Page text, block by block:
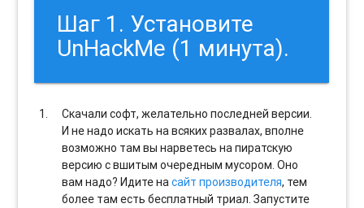
Шаг 1. Установите
UnHackMe (1 минута).
Скачали софт, желательно последней версии.
И не надо искать на всяких развалах, вполне
возможно там вы нарветесь на пиратскую
версию с вшитым очередным мусором. Оно
вам надо? Идите насайт производителя, тем
более там есть бесплатный триал. Запустите